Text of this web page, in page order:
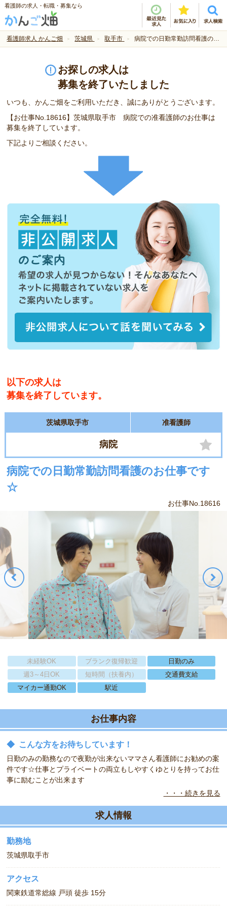
看護師の求人・転職・募集なら
看護師求人 かんご畑 茨城県 取手市 病院での日勤常勤訪問看護のお仕事です☆
お探しの求人は
募集を終了いたしました
いつも、かんご畑をご利用いただき、誠にありがとうございます。
【お仕事No.18616】茨城県取手市 病院での准看護師のお仕事は
募集を終了しています。
下記よりご相談ください。
以下の求人は
募集を終了しています。
茨城県取手市 准看護師
病院
病院での日勤常勤訪問看護のお仕事です
☆
お仕事No.18616
未経験OK ブランク復帰歓迎
日勤のみ
週3～4日OK
短時間（扶養内）
交通費支給
マイカー通勤OK
駅近
お仕事内容
◆ こんな方をお待ちしています！
日勤のみの勤務なので夜勤が出来ないママさん看護師にお勧めの案
件です☆仕事とプライベートの両立もしやすくゆとりを持ってお仕
事に励むことが出来ます
プリセプターシップの教育制度を取り入れてますので先輩ナースが
一定期間マンツーマンで教育指導をしてくれますので未経験の方で
く中途向の研修も行っております
・・・続きを見る
求人情報
勤務地
茨城県取手市
アクセス
関東鉄道常総線 戸頭 徒歩 15分